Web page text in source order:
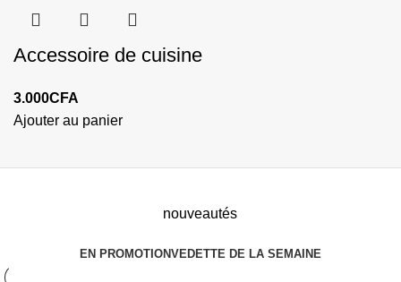
Accessoire de cuisine
3.000CFA
Ajouter au panier
nouveautés
EN PROMOTIONVEDETTE DE LA SEMAINE